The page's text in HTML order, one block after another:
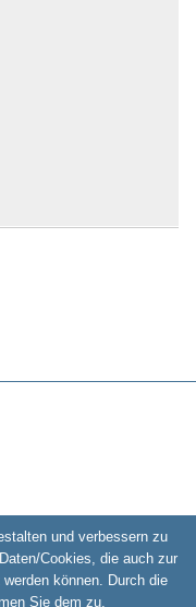
-
und verbessern zu
Cookies, die auch zur
können. Durch die
Sie dem zu.